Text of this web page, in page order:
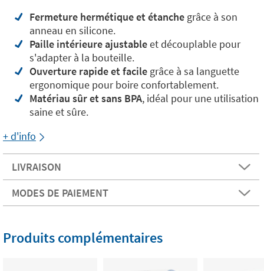
Fermeture hermétique et étanche grâce à son
anneau en silicone.
Paille intérieure ajustableet découplable pour
s'adapter à la bouteille.
Ouverture rapide et facile grâce à sa languette
ergonomique pour boire confortablement.
Matériau sûr et sans BPA, idéal pour une utilisation
saine et sûre.
+ d'info
LIVRAISON
MODES DE PAIEMENT
Produits complémentaires